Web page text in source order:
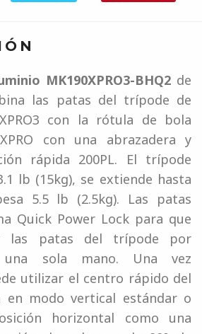
MK190XPRO3-BHQ2 de
las patas del trípode de
con la rótula de bola
XPRO con una abrazadera y
rápida 200PL. El trípode
lb (15kg), se extiende hasta
5.5 lb (2.5kg). Las patas
Quick Power Lock para que
las patas del trípode por
sola mano. Una vez
utilizar el centro rápido del
en modo vertical estándar o
horizontal como una